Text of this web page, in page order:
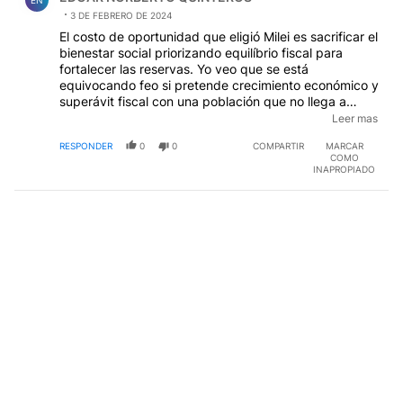
3 DE FEBRERO DE 2024
El costo de oportunidad que eligió Milei es sacrificar el
bienestar social priorizando equilíbrio fiscal para
fortalecer las reservas. Yo veo que se está
equivocando feo si pretende crecimiento económico y
superávit fiscal con una población que no llega a
cubrir sus necesidades básicas con esta apabullante
presiones gremiales otra causa que puede derivar en
Leer mas
RESPONDER 0 0 COMPARTIR
MARCAR
COMO
INAPROPIADO